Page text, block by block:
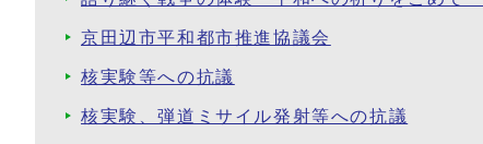
京田辺市平和都市推進協議会
核実験等への抗議
核実験、弾道ミサイル発射等への抗議